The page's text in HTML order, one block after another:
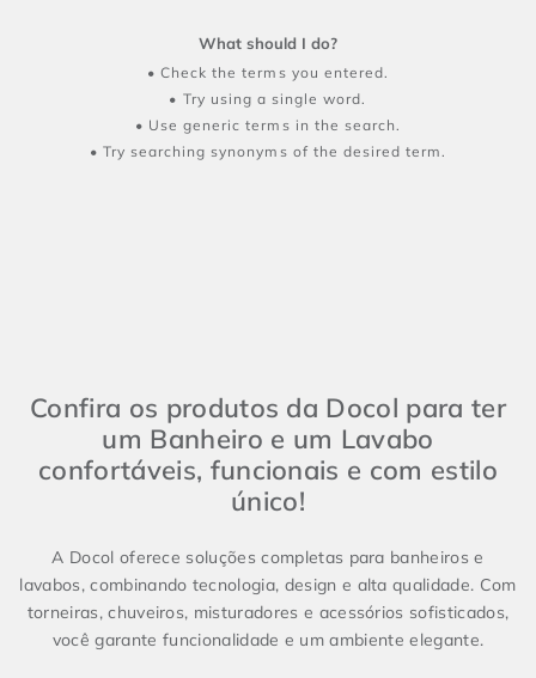
What should I do?
Check the terms you entered.
Try using a single word.
Use generic terms in the search.
Try searching synonyms of the desired term.
Confira os produtos da Docol para ter
um Banheiro e um Lavabo
confortáveis, funcionais e com estilo
único!
A Docol oferece soluções completas para banheiros e
lavabos, combinando tecnologia, design e alta qualidade. Com
torneiras, chuveiros, misturadores e acessórios sofisticados,
você garante funcionalidade e um ambiente elegante.